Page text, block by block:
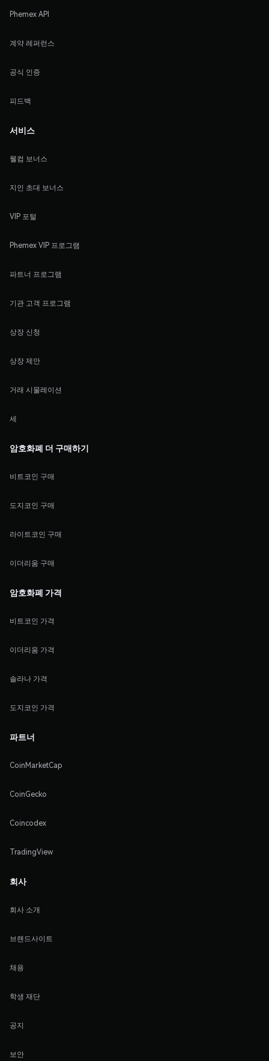
Phemex API
계약 레퍼런스
공식 인증
피드백
서비스
웰컴 보너스
지인 초대 보너스
VIP 포털
Phemex VIP 프로그램
파트너 프로그램
기관 고객 프로그램
상장 신청
상장 제안
거래 시물레이션
세
암호화폐 더 구매하기
비트코인 구매
도지코인 구매
라이트코인 구매
이더리움 구매
암호화폐 가격
비트코인 가격
이더리움 가격
솔라나 가격
도지코인 가격
파트너
CoinMarketCap
CoinGecko
Coincodex
TradingView
회사
회사 소개
브랜드사이트
채용
학생 재단
공지
보안